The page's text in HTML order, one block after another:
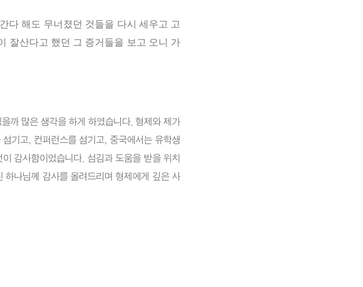
다 해도 무너졌던 것들을 다시 세우고 고
잘산다고 했던 그 증거들을 보고 오니 가
까 많은 생각을 하게 하였습니다. 형제와 제가
기고, 컨퍼런스를 섬기고, 중국에서는 유학생
감사함이었습니다. 섬김과 도움을 받을 위치
나님께 감사를 올려드리며 형제에게 깊은 사